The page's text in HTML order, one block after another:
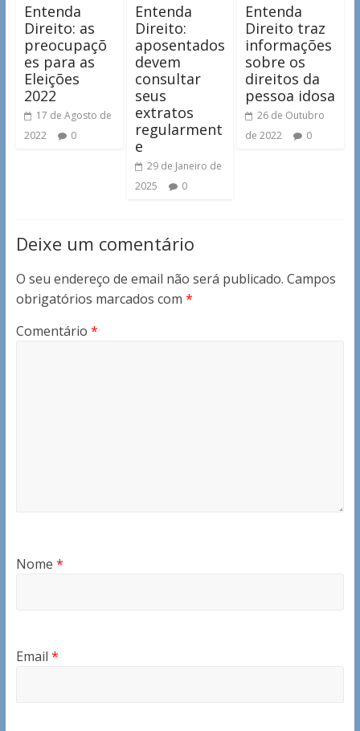
Entenda
Direito: as
preocupaçõ
es para as
Eleições
2022
17 de Agosto de
2022
0
Entenda
Direito:
aposentados
devem
consultar
seus
extratos
regularment
e
29 de Janeiro de
2025
0
Entenda
Direito traz
informações
sobre os
direitos da
pessoa idosa
26 de Outubro
de 2022
0
Deixe um comentário
O seu endereço de email não será publicado. Campos
obrigatórios marcados com *
Comentário *
Nome *
Email *